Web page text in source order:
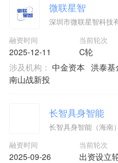
微联星智
深圳市微联星智科技
融资时间
2025-12-11
当前轮次
C轮
涉及机构： 中金资本 洪泰基
南山战新投
长智具身智能
长智具身智能（海南
融资时间
2025-09-26
当前轮次
出资设立